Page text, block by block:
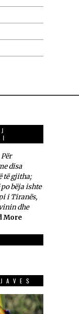
disa
të gjitha;
bëja ishte
i Tiranës,
dhe
More